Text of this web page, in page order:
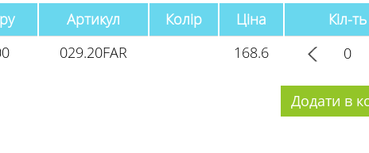
Артикул Колір Ціна
Кіл-ть
029.20FAR 168.6